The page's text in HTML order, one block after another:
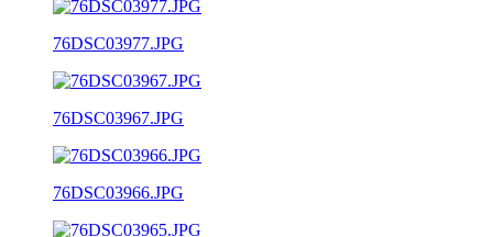
76DSC03977.JPG
76DSC03967.JPG
76DSC03966.JPG